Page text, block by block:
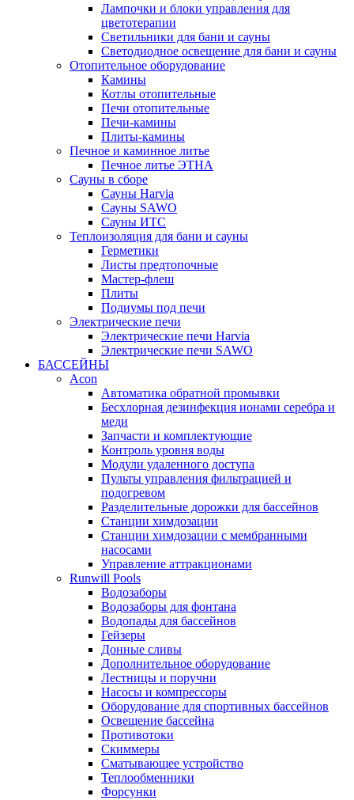
Лампочки и блоки управления для
цветотерапии
Светильники для бани и сауны
Светодиодное освещение для бани и сауны
Отопительное оборудование
Камины
Котлы отопительные
Печи отопительные
Печи-камины
Плиты-камины
Печное и каминное литье
Печное литье ЭТНА
Сауны в сборе
Cауны Harvia
Сауны SAWO
Сауны ИТС
Теплоизоляция для бани и сауны
Герметики
Листы предтопочные
Мастер-флеш
Плиты
Подиумы под печи
Электрические печи
Электрические печи Harvia
Электрические печи SAWO
БАССЕЙНЫ
Acon
Автоматика обратной промывки
Беcхлорная дезинфекция ионами серебра и
меди
Запчасти и комплектующие
Контроль уровня воды
Модули удаленного доступа
Пульты управления фильтрацией и
подогревом
Разделительные дорожки для бассейнов
Станции химдозации
Станции химдозации с мембранными
насосами
Управление аттракционами
Runwill Pools
Водозаборы
Водозаборы для фонтана
Водопады для бассейнов
Гейзеры
Донные сливы
Дополнительное оборудование
Лестницы и поручни
Насосы и компрессоры
Оборудование для спортивных бассейнов
Освещение бассейна
Противотоки
Скиммеры
Сматывающее устройство
Теплообменники
Форсунки